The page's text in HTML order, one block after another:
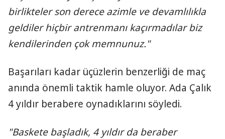
birlikteler son derece azimle ve devamlılıkla
geldiler hiçbir antrenmanı kaçırmadılar biz
kendilerinden çok memnunuz."
Başarıları kadar üçüzlerin benzerliği de maç
anında önemli taktik hamle oluyor. Ada Çalık
4 yıldır berabere oynadıklarını söyledi.
"Baskete başladık, 4 yıldır da beraber